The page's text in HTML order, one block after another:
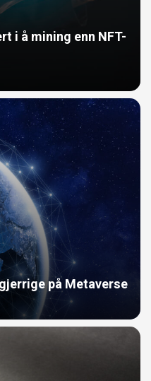
i å mining enn NFT-
på Metaverse